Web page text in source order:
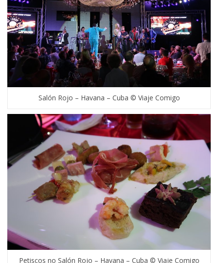
Salón Rojo – Havana – Cuba © Viaje Comigo
Petiscos no Salón Rojo – Havana – Cuba © Viaje Comigo